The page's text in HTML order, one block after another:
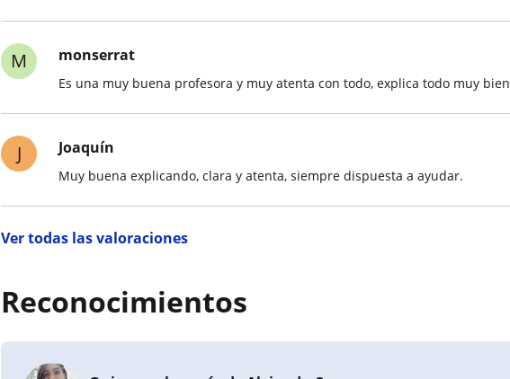
M monserrat
Es una muy buena profesora y muy atenta con todo, explica todo muy bien
J Joaquín
Muy buena explicando, clara y atenta, siempre dispuesta a ayudar.
Ver todas las valoraciones
Reconocimientos